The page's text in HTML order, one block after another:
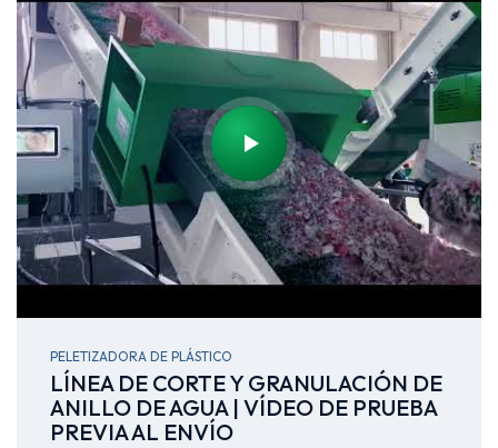
PELETIZADORA DE PLÁSTICO
LÍNEA DE CORTE Y GRANULACIÓN DE
ANILLO DE AGUA | VÍDEO DE PRUEBA
PREVIA AL ENVÍO